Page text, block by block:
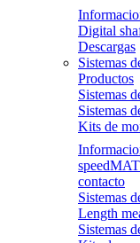
Digital
Descargas
Sistemas
Productos
Sistemas
Sistemas
Kits de
contacto
Sistemas
Length
Sistemas